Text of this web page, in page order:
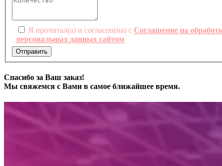
Я прочитал(а) и согласен(на) с Соглашение на
персональных данных сайтом
Отправить
Спасибо за Ваш заказ!
Мы свяжемся с Вами в самое ближайшее время.